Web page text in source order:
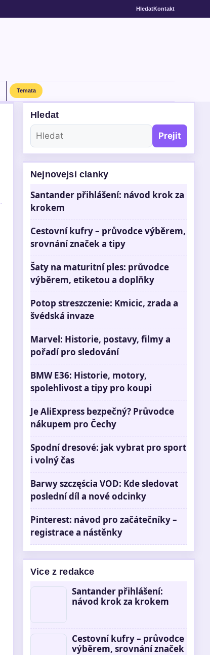
HledatKontakt
Temata
Hledat
Prejit
Nejnovejsi clanky
Santander přihlášení: návod krok za
krokem
Cestovní kufry – průvodce výběrem,
srovnání značek a tipy
Šaty na maturitní ples: průvodce
výběrem, etiketou a doplňky
Potop streszczenie: Kmicic, zrada a
švédská invaze
Marvel: Historie, postavy, filmy a
pořadí pro sledování
BMW E36: Historie, motory,
spolehlivost a tipy pro koupi
Je AliExpress bezpečný? Průvodce
nákupem pro Čechy
Spodní dresové: jak vybrat pro sport
i volný čas
Barwy szczęścia VOD: Kde sledovat
poslední díl a nové odcinky
Pinterest: návod pro začátečníky –
registrace a nástěnky
Vice z redakce
Santander přihlášení:
návod krok za krokem
Cestovní kufry – průvodce
výběrem, srovnání značek